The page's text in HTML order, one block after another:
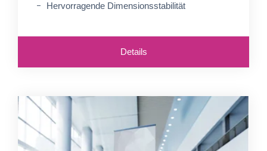
Hervorragende Dimensionsstabilität
Details